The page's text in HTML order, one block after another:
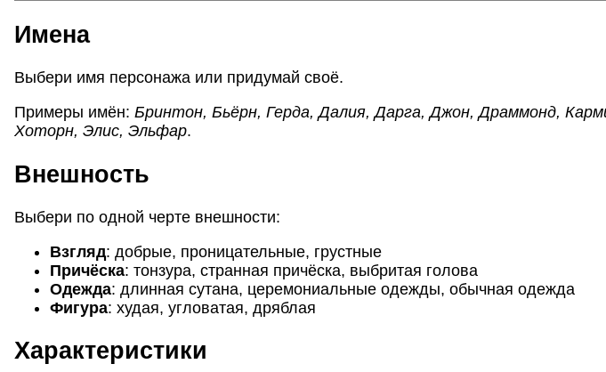
Имена
Выбери имя персонажа или придумай своё.
Примеры имён: Бринтон, Бьёрн, Герда, Далия, Дарга, Джон, Драммонд,
Хоторн, Элис, Эльфар.
Внешность
Выбери по одной черте внешности:
Взгляд: добрые, проницательные, грустные
Причёска: тонзура, странная причёска, выбритая голова
Одежда: длинная сутана, церемониальные одежды, обычная одежда
Фигура: худая, угловатая, дряблая
Характеристики